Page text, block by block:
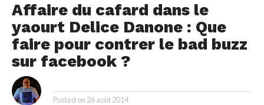
Affaire du cafard dans le
yaourt Delice Danone : Que
faire pour contrer le bad buzz
sur facebook ?
Posted on 26 août 2014